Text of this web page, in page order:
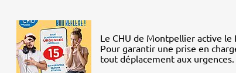
Le CHU de Montpellier active le
Pour garantir une prise en
tout déplacement aux urgences.